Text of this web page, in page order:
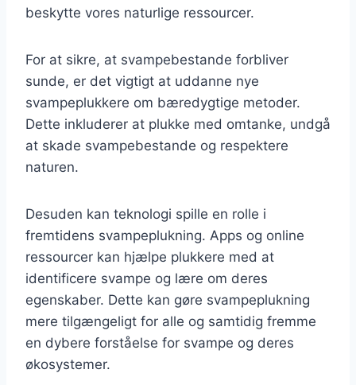
beskytte vores naturlige ressourcer.
For at sikre, at svampebestande forbliver
sunde, er det vigtigt at uddanne nye
svampeplukkere om bæredygtige metoder.
Dette inkluderer at plukke med omtanke, undgå
at skade svampebestande og respektere
naturen.
Desuden kan teknologi spille en rolle i
fremtidens svampeplukning. Apps og online
ressourcer kan hjælpe plukkere med at
identificere svampe og lære om deres
egenskaber. Dette kan gøre svampeplukning
mere tilgængeligt for alle og samtidig fremme
en dybere forståelse for svampe og deres
økosystemer.